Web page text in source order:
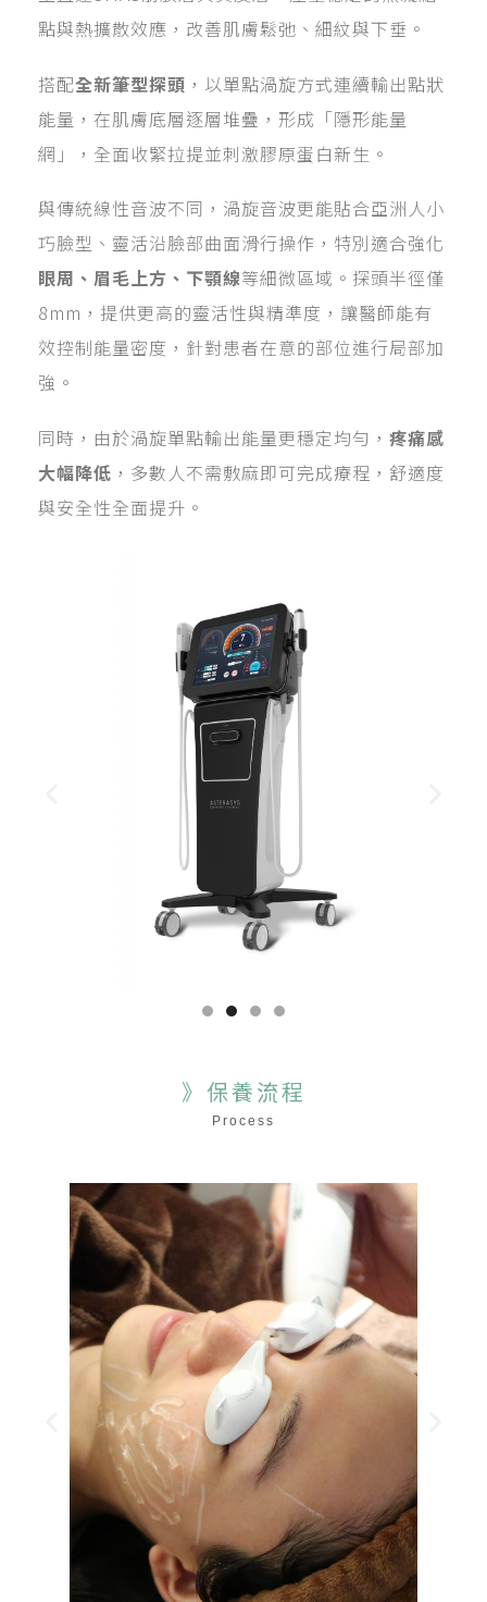
點與熱擴散效應，改善肌膚鬆弛、細紋與下垂。
搭配全新筆型探頭 ，以單點渦旋方式連續輸出點狀
能量，在肌膚底層逐層堆疊，形成「隱形能量
網」，全面收緊拉提並刺激膠原蛋白新生。
與傳統線性音波不同，渦旋音波更能貼合亞洲人小
巧臉型、靈活沿臉部曲面滑行操作，特別適合強化
眼周、眉毛上方、下顎線等細微區域。探頭半徑僅
8mm，提供更高的靈活性與精準度，讓醫師能有
效控制能量密度，針對患者在意的部位進行局部加
強。
同時，由於渦旋單點輸出能量更穩定均勻， 疼痛感
大幅降低 ，多數人不需敷麻即可完成療程，舒適度
與安全性全面提升。
》保養流程
Process